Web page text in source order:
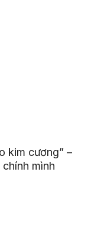
kim cương” –
mình